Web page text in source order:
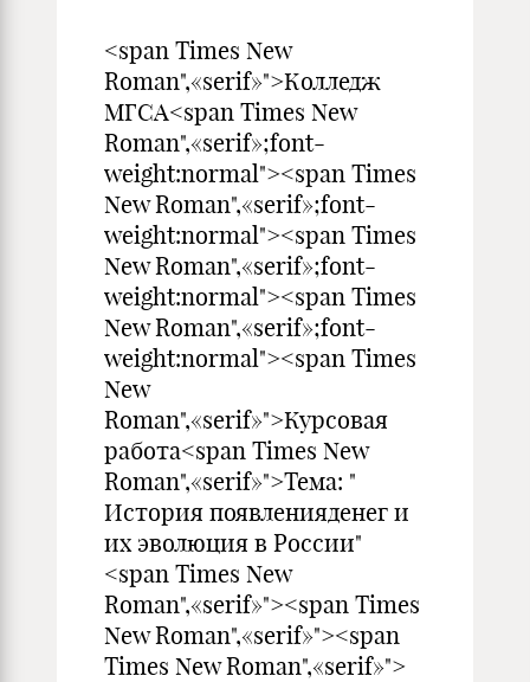
<span Times New
Roman",«serif»">Колледж
МГСА<span Times New
Roman",«serif»;font-
weight:normal"><span Times
New Roman",«serif»;font-
weight:normal"><span Times
New Roman",«serif»;font-
weight:normal"><span Times
New Roman",«serif»;font-
weight:normal"><span Times
New
Roman",«serif»">Курсовая
работа<span Times New
Roman",«serif»">Тема: "
История появленияденег и
их эволюция в России"
<span Times New
Roman",«serif»"><span Times
New Roman",«serif»"><span
Times New Roman",«serif»">